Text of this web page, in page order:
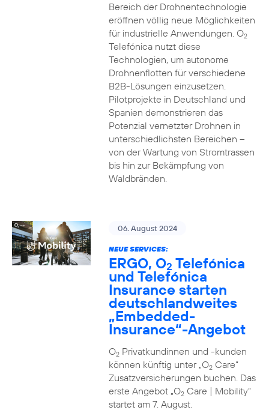
Bereich der Drohnentechnologie
eröffnen völlig neue Möglichkeiten
für industrielle Anwendungen. O2
Telefónica nutzt diese
Technologien, um autonome
Drohnenflotten für verschiedene
B2B-Lösungen einzusetzen.
Pilotprojekte in Deutschland und
Spanien demonstrieren das
Potenzial vernetzter Drohnen in
unterschiedlichsten Bereichen –
von der Wartung von Stromtrassen
bis hin zur Bekämpfung von
Waldbränden.
06. August 2024
NEUE SERVICES:
ERGO, O2 Telefónica
und Telefónica
Insurance starten
deutschlandweites
„Embedded-
Insurance“-Angebot
O2Privatkundinnen und -kunden
können künftig unter „O2Care“
Zusatzversicherungen buchen. Das
erste Angebot „O2Care | Mobility“
startet am 7. August.